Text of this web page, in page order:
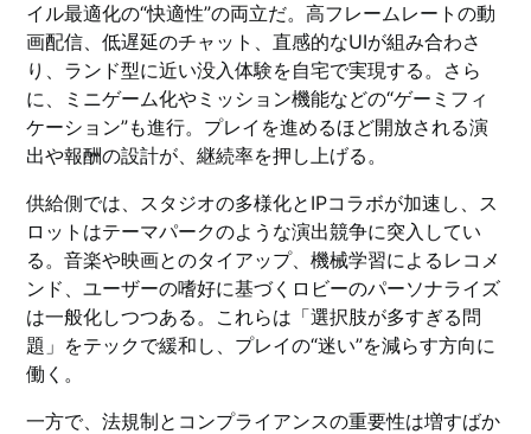
イル最適化の“快適性”の両立だ。高フレームレートの動
画配信、低遅延のチャット、直感的なUIが組み合わさ
り、ランド型に近い没入体験を自宅で実現する。さら
に、ミニゲーム化やミッション機能などの“ゲーミフィ
ケーション”も進行。プレイを進めるほど開放される演
出や報酬の設計が、継続率を押し上げる。
供給側では、スタジオの多様化とIPコラボが加速し、ス
ロットはテーマパークのような演出競争に突入してい
る。音楽や映画とのタイアップ、機械学習によるレコメ
ンド、ユーザーの嗜好に基づくロビーのパーソナライズ
は一般化しつつある。これらは「選択肢が多すぎる問
題」をテックで緩和し、プレイの“迷い”を減らす方向に
働く。
一方で、法規制とコンプライアンスの重要性は増すばか